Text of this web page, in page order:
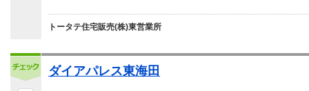
トータテ住宅販売(株)東営業所
ダイアパレス東海田